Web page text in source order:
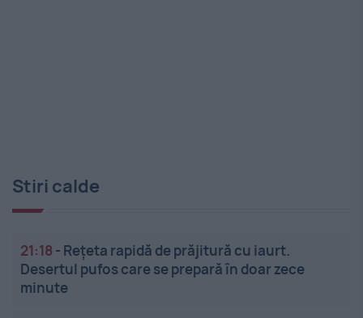
Stiri calde
21:18 - Rețeta rapidă de prăjitură cu iaurt.
Desertul pufos care se prepară în doar zece
minute